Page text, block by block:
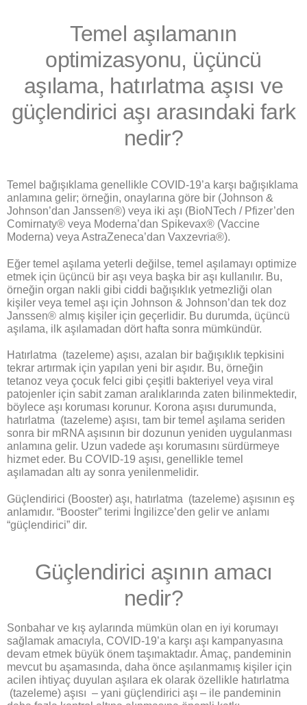
Temel aşılamanın
optimizasyonu, üçüncü
aşılama, hatırlatma aşısı ve
güçlendirici aşı arasındaki fark
nedir?
Temel bağışıklama genellikle COVID-19’a karşı bağışıklama
anlamına gelir; örneğin, onaylarına göre bir (Johnson &
Johnson’dan Janssen®) veya iki aşı (BioNTech / Pfizer’den
Comirnaty® veya Moderna’dan Spikevax® (Vaccine
Moderna) veya AstraZeneca’dan Vaxzevria®).
Eğer temel aşılama yeterli değilse, temel aşılamayı optimize
etmek için üçüncü bir aşı veya başka bir aşı kullanılır. Bu,
örneğin organ nakli gibi ciddi bağışıklık yetmezliği olan
kişiler veya temel aşı için Johnson & Johnson’dan tek doz
Janssen® almış kişiler için geçerlidir. Bu durumda, üçüncü
aşılama, ilk aşılamadan dört hafta sonra mümkündür.
Hatırlatma (tazeleme) aşısı, azalan bir bağışıklık tepkisini
tekrar artırmak için yapılan yeni bir aşıdır. Bu, örneğin
tetanoz veya çocuk felci gibi çeşitli bakteriyel veya viral
patojenler için sabit zaman aralıklarında zaten bilinmektedir,
böylece aşı koruması korunur. Korona aşısı durumunda,
hatırlatma (tazeleme) aşısı, tam bir temel aşılama seriden
sonra bir mRNA aşısının bir dozunun yeniden uygulanması
anlamına gelir. Uzun vadede aşı korumasını sürdürmeye
hizmet eder. Bu COVID-19 aşısı, genellikle temel
aşılamadan altı ay sonra yenilenmelidir.
Güçlendirici (Booster) aşı, hatırlatma (tazeleme) aşısının eş
anlamıdır. “Booster” terimi İngilizce’den gelir ve anlamı
“güçlendirici” dir.
Güçlendirici aşının amacı
nedir?
Sonbahar ve kış aylarında mümkün olan en iyi korumayı
sağlamak amacıyla, COVID-19’a karşı aşı kampanyasına
devam etmek büyük önem taşımaktadır. Amaç, pandeminin
mevcut bu aşamasında, daha önce aşılanmamış kişiler için
acilen ihtiyaç duyulan aşılara ek olarak özellikle hatırlatma
(tazeleme) aşısı – yani güçlendirici aşı – ile pandeminin